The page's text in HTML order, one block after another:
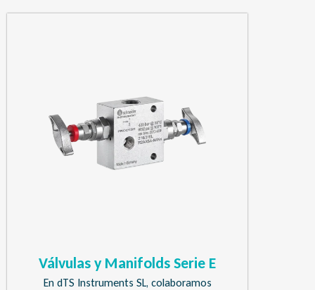
Válvulas y Manifolds Serie E
En dTS Instruments SL, colaboramos